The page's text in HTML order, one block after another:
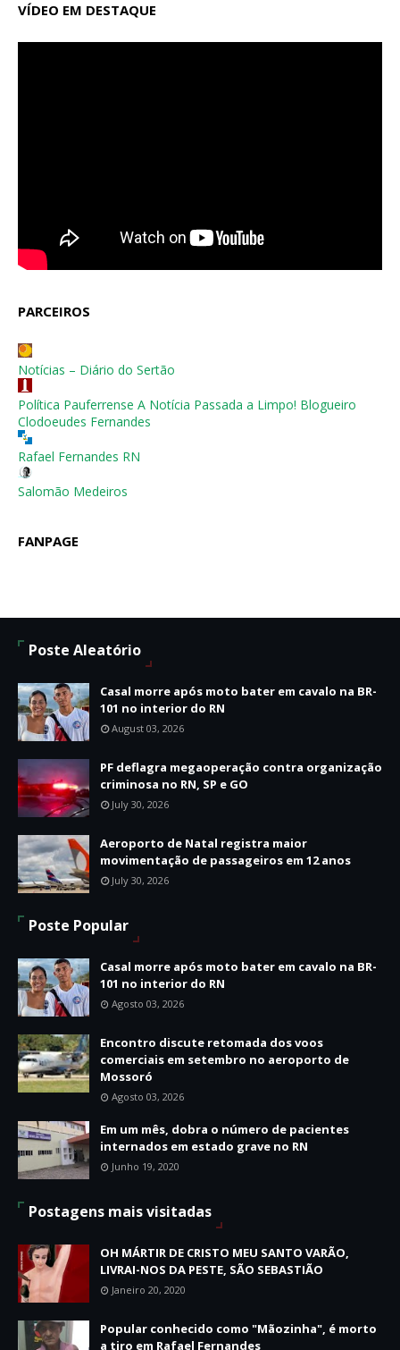
VÍDEO EM DESTAQUE
PARCEIROS
Notícias – Diário do Sertão
Política Pauferrense A Notícia Passada a Limpo! Blogueiro
Clodoeudes Fernandes
Rafael Fernandes RN
Salomão Medeiros
FANPAGE
Poste Aleatório
Casal morre após moto bater em cavalo na BR-
101 no interior do RN
August 03, 2026
PF deflagra megaoperação contra organização
criminosa no RN, SP e GO
July 30, 2026
Aeroporto de Natal registra maior
movimentação de passageiros em 12 anos
July 30, 2026
Poste Popular
Casal morre após moto bater em cavalo na BR-
101 no interior do RN
Agosto 03, 2026
Encontro discute retomada dos voos
comerciais em setembro no aeroporto de
Mossoró
Agosto 03, 2026
Em um mês, dobra o número de pacientes
internados em estado grave no RN
Junho 19, 2020
Postagens mais visitadas
OH MÁRTIR DE CRISTO MEU SANTO VARÃO,
LIVRAI-NOS DA PESTE, SÃO SEBASTIÃO
Janeiro 20, 2020
Popular conhecido como "Mãozinha", é morto
a tiro em Rafael Fernandes